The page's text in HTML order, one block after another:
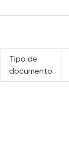
Tipo de
documento